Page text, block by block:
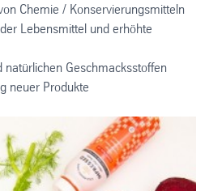
Chemie / Konservierungsmitteln
Lebensmittel und erhöhte
natürlichen Geschmacksstoffen
neuer Produkte